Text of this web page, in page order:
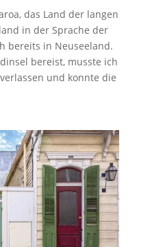
das Land der langen
in der Sprache der
bereits in Neuseeland.
bereist, musste ich
und konnte die